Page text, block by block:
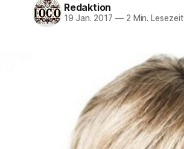
Redaktion
19 Jan. 2017 —2 Min. Lesezeit